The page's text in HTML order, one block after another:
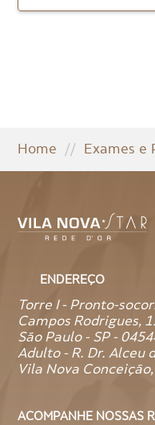
Home // Exames e
ENDEREÇO
Torre I - Pronto-
Campos Rodrigues,
São Paulo - SP -
Adulto - R. Dr. Alceu
Vila Nova
ACOMPANHE NOSSAS